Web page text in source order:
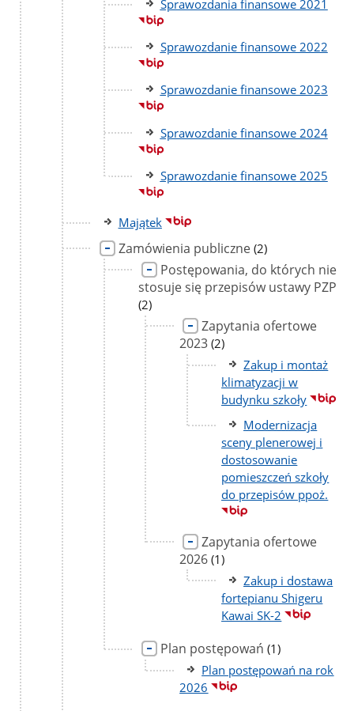
Sprawozdania finansowe 2021
Sprawozdanie finansowe 2022
Sprawozdanie finansowe 2023
Sprawozdanie finansowe 2024
Sprawozdanie finansowe 2025
Majątek
Zamówienia publiczne liczba
podstron
(2)
Postępowania, do których nie
stosuje się przepisów ustawy PZP
(2)
Zapytania ofertowe
2023 liczba
podstron
(2)
Zakup i montaż
klimatyzacji w
budynku szkoły
Modernizacja
sceny plenerowej i
dostosowanie
pomieszczeń szkoły
do przepisów ppoż.
Zapytania ofertowe
2026 liczba
podstron
(1)
Zakup i dostawa
fortepianu Shigeru
Kawai SK-2
Plan postępowań liczba
podstron
(1)
Plan postępowań na rok
2026